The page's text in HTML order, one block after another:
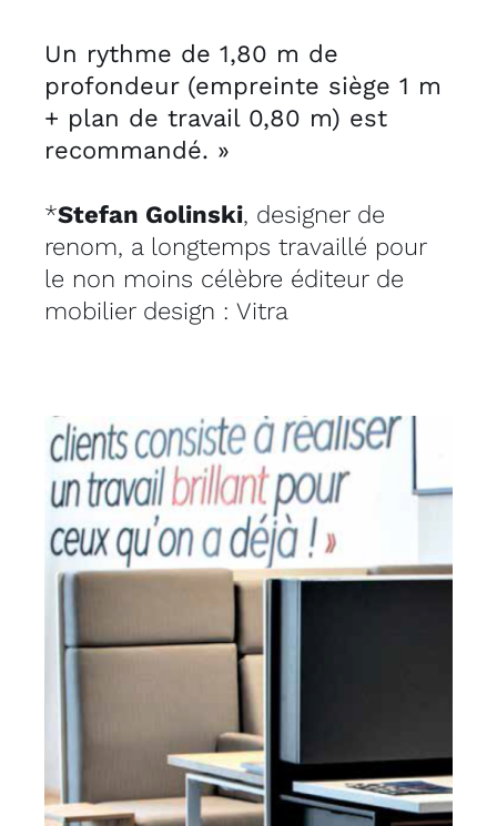
Un rythme de 1,80 m de
profondeur (empreinte siège 1 m
+ plan de travail 0,80 m) est
recommandé. »
*Stefan Golinski, designer de
renom, a longtemps travaillé pour
le non moins célèbre éditeur de
mobilier design : Vitra